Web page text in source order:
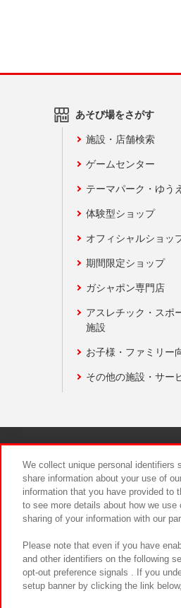
あそび場をさがす
施設・店舗検索
ゲームセンター
テーマパーク・ゆう
体験型ショップ
オフィシャルショッ
期間限定ショップ
ガシャポン専門店
アスレチック・スポ
施設
お子様・ファミリー
その他の施設・サー
We collect unique personal
share information about your use of
information that you have provided
to see more details about how we
sharing of your information with our
Please note that even if you have
and other identifiers on the following
opt-out preference signals . If you
setup banner by clicking the link